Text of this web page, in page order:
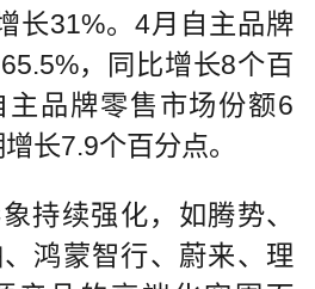
长31%。4月自主品牌
，同比增长8个百
品牌零售市场份额6
长7.9个百分点。
持续强化，如腾势、
鸿蒙智行、蔚来、理